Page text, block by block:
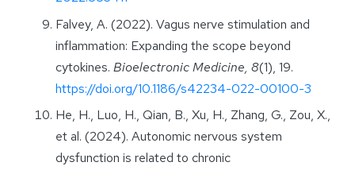
Falvey, A. (2022). Vagus nerve stimulation and
inflammation: Expanding the scope beyond
cytokines. Bioelectronic Medicine, 8(1), 19.
https://doi.org/10.1186/s42234-022-00100-3
He, H., Luo, H., Qian, B., Xu, H., Zhang, G., Zou, X.,
et al. (2024). Autonomic nervous system
dysfunction is related to chronic